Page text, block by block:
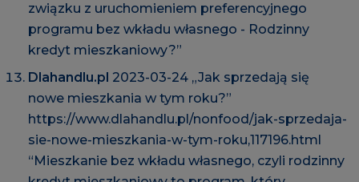
związku z uruchomieniem preferencyjnego
programu bez wkładu własnego - Rodzinny
kredyt mieszkaniowy?”
Dlahandlu.pl 2023-03-24 „Jak sprzedają się
nowe mieszkania w tym roku?”
https://www.dlahandlu.pl/nonfood/jak-sprzedaja-
sie-nowe-mieszkania-w-tym-roku,117196.html
“Mieszkanie bez wkładu własnego, czyli rodzinny